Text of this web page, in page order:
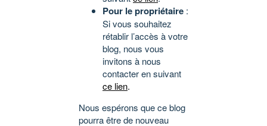
Pour le propriétaire :
Si vous souhaitez
rétablir l’accès à votre
blog, nous vous
invitons à nous
contacter en suivant
ce lien.
Nous espérons que ce blog
pourra être de nouveau